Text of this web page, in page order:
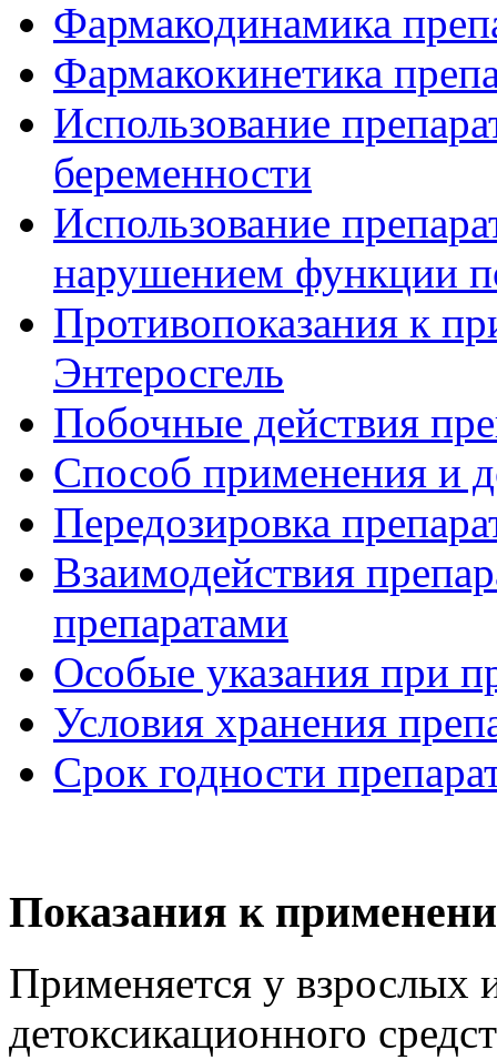
Фармакодинамика
Фармакокинетика
Использование
беременности
Использование
нарушением функции
Противопоказания к
Энтеросгель
Побочные действия
Способ применения и
Передозировка
Взаимодействия
препаратами
Особые указания при
Условия хранения
Срок годности
Показания к
Применяется у взрослых
детоксикационного